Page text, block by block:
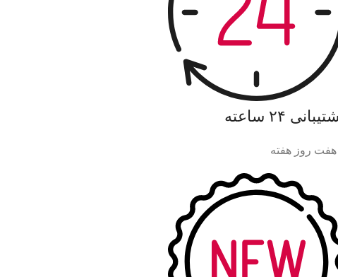
۲۴ ساعته
روز هفته